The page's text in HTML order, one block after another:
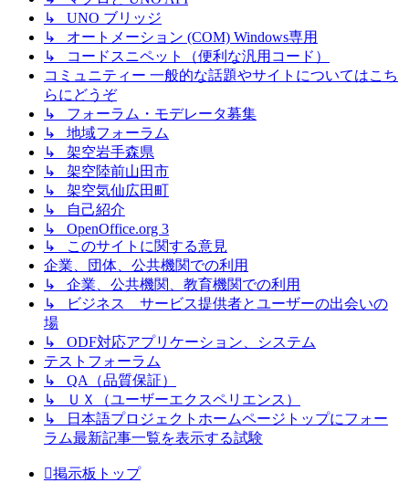
↳ UNO ブリッジ
↳ オートメーション (COM) Windows専用
↳ コードスニペット（便利な汎用コード）
コミュニティー 一般的な話題やサイトについてはこち
らにどうぞ
↳ フォーラム・モデレータ募集
↳ 地域フォーラム
↳ 架空岩手森県
↳ 架空陸前山田市
↳ 架空気仙広田町
↳ 自己紹介
↳ OpenOffice.org 3
↳ このサイトに関する意見
企業、団体、公共機関での利用
↳ 企業、公共機関、教育機関での利用
↳ ビジネス サービス提供者とユーザーの出会いの
場
↳ ODF対応アプリケーション、システム
テストフォーラム
↳ QA（品質保証）
↳ ＵＸ（ユーザーエクスペリエンス）
↳ 日本語プロジェクトホームページトップにフォー
ラム最新記事一覧を表示する試験
掲示板トップ